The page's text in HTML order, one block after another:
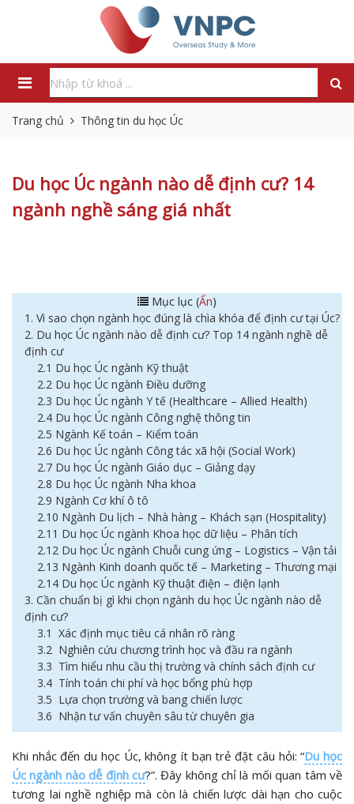
Trang chủ Thông tin du học Úc
Du học Úc ngành nào dễ định cư? 14
ngành nghề sáng giá nhất
Mục lục (Ẩn)
1. Vì sao chọn ngành học đúng là chìa khóa để định cư tại Úc?
2. Du học Úc ngành nào dễ định cư? Top 14 ngành nghề dễ
định cư
2.1 Du học Úc ngành Kỹ thuật
2.2 Du học Úc ngành Điều dưỡng
2.3 Du học Úc ngành Y tế (Healthcare – Allied Health)
2.4 Du học Úc ngành Công nghệ thông tin
2.5 Ngành Kế toán – Kiểm toán
2.6 Du học Úc ngành Công tác xã hội (Social Work)
2.7 Du học Úc ngành Giáo dục – Giảng dạy
2.8 Du học Úc ngành Nha khoa
2.9 Ngành Cơ khí ô tô
2.10 Ngành Du lịch – Nhà hàng – Khách sạn (Hospitality)
2.11 Du học Úc ngành Khoa học dữ liệu – Phân tích
2.12 Du học Úc ngành Chuỗi cung ứng – Logistics – Vận tải
2.13 Ngành Kinh doanh quốc tế – Marketing – Thương mại
2.14 Du học Úc ngành Kỹ thuật điện – điện lạnh
3. Cần chuẩn bị gì khi chọn ngành du học Úc ngành nào dễ
định cư?
3.1 Xác định mục tiêu cá nhân rõ ràng
3.2 Nghiên cứu chương trình học và đầu ra ngành
3.3 Tìm hiểu nhu cầu thị trường và chính sách định cư
3.4 Tính toán chi phí và học bổng phù hợp
3.5 Lựa chọn trường và bang chiến lược
3.6 Nhận tư vấn chuyên sâu từ chuyên gia
Khi nhắc đến du học Úc, không ít bạn trẻ đặt câu hỏi: “Du học
Úc ngành nào dễ định cư?”. Đây không chỉ là mối quan tâm về
tương lai nghề nghiệp mà còn là chiến lược dài hạn cho cuộc